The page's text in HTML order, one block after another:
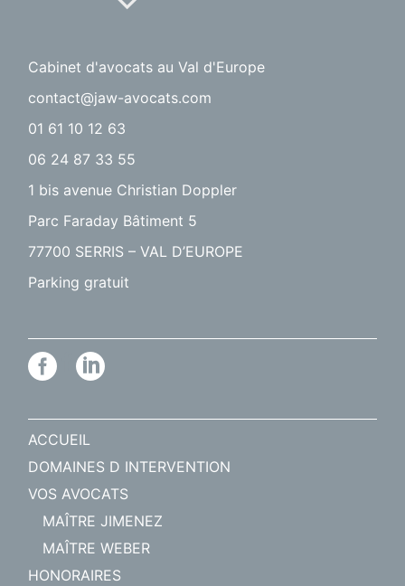
Cabinet d'avocats au Val d'Europe
contact@jaw-avocats.com
01 61 10 12 63
06 24 87 33 55
1 bis avenue Christian Doppler
Parc Faraday Bâtiment 5
77700 SERRIS – VAL D’EUROPE
Parking gratuit
ACCUEIL
DOMAINES D INTERVENTION
VOS AVOCATS
MAÎTRE JIMENEZ
MAÎTRE WEBER
HONORAIRES